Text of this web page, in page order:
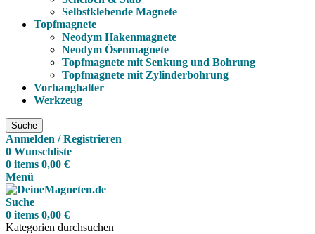
Selbstklebende Magnete
Topfmagnete
Neodym Hakenmagnete
Neodym Ösenmagnete
Topfmagnete mit Senkung und Bohrung
Topfmagnete mit Zylinderbohrung
Vorhanghalter
Werkzeug
Suche
Anmelden / Registrieren
0 Wunschliste
0 items 0,00 €
Menü
Suche
0 items 0,00 €
Kategorien durchsuchen